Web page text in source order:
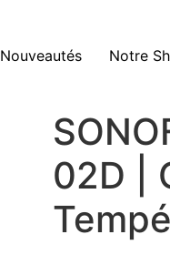
Nouveautés Notre
02D |